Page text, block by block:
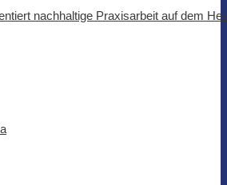
nachhaltige Praxisarbeit auf dem